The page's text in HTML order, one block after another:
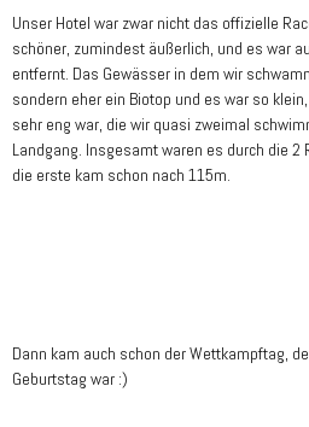
Unser Hotel war zwar nicht das offizielle
schöner, zumindest äußerlich, und es war
entfernt. Das Gewässer in dem wir
sondern eher ein Biotop und es war so
sehr eng war, die wir quasi zweimal
Landgang. Insgesamt waren es durch die 2
die erste kam schon nach 115m.
Dann kam auch schon der Wettkampftag,
Geburtstag war :)